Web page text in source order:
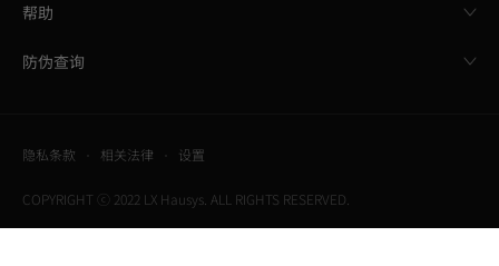
帮助
防伪查询
隐私条款 相关法律 设置
COPYRIGHT ⓒ 2022 LX Hausys. ALL RIGHTS RESERVED.